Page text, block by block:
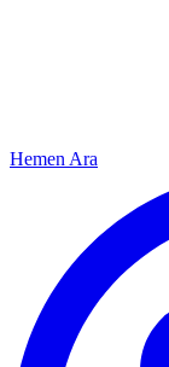
Hemen Ara